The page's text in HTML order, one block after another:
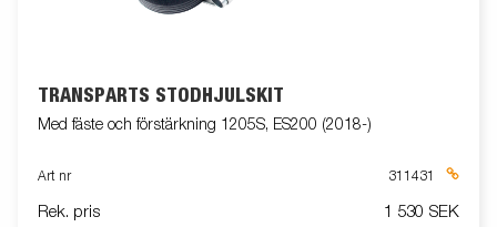
TRANSPARTS STÖDHJULSKIT
Med fäste och förstärkning 1205S, ES200 (2018-)
Art nr 311431
Rek. pris 1 530 SEK